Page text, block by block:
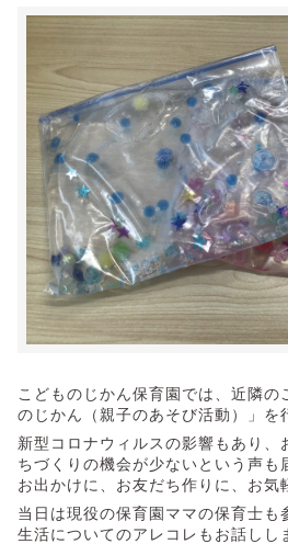
こどものじかん保育園では、近隣の
のじかん（親子のあそび活動）」を
新型コロナウィルスの影響もあり、
ちづくりの機会が少ないという声も
お出かけに、お友だち作りに、お気
当日は現役の保育園ママの保育士も
生活についてのアレコレもお話しし